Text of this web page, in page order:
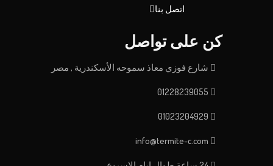
اتصل بنا
كن على تواصل
شارع فوزي معاذ سموحه الأسكندرية , مصر